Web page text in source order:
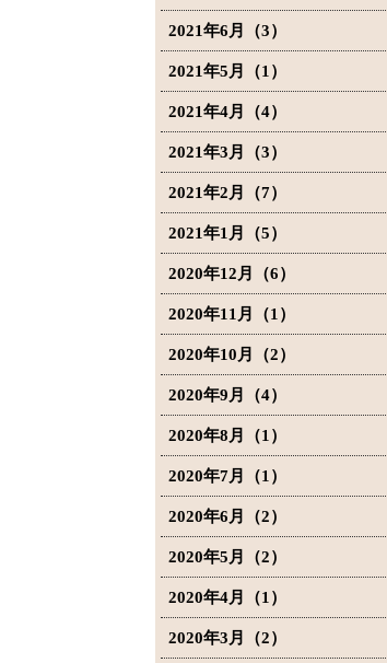
2021年6月（3）
2021年5月（1）
2021年4月（4）
2021年3月（3）
2021年2月（7）
2021年1月（5）
2020年12月（6）
2020年11月（1）
2020年10月（2）
2020年9月（4）
2020年8月（1）
2020年7月（1）
2020年6月（2）
2020年5月（2）
2020年4月（1）
2020年3月（2）